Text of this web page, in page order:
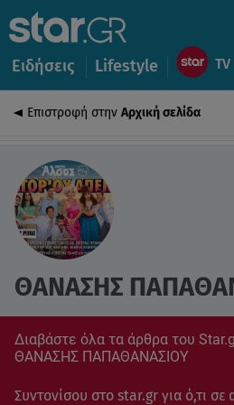
Ειδήσεις Lifestyle
Επιστροφή στην Αρχική σελίδα
ΘΑΝΑΣΗΣ
Διαβάστε όλα τα άρθρα του
ΘΑΝΑΣΗΣ ΠΑΠΑΘΑΝΑΣΙΟΥ
Συντονίσου στο star.gr για ό,τι σε